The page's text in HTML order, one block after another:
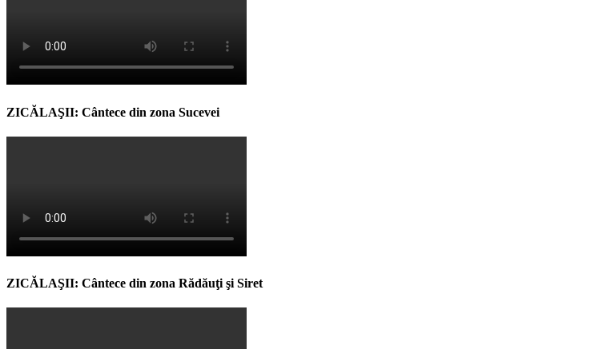
ZICĂLAŞII: Cântece din zona Sucevei
ZICĂLAŞII: Cântece din zona Rădăuţi şi Siret